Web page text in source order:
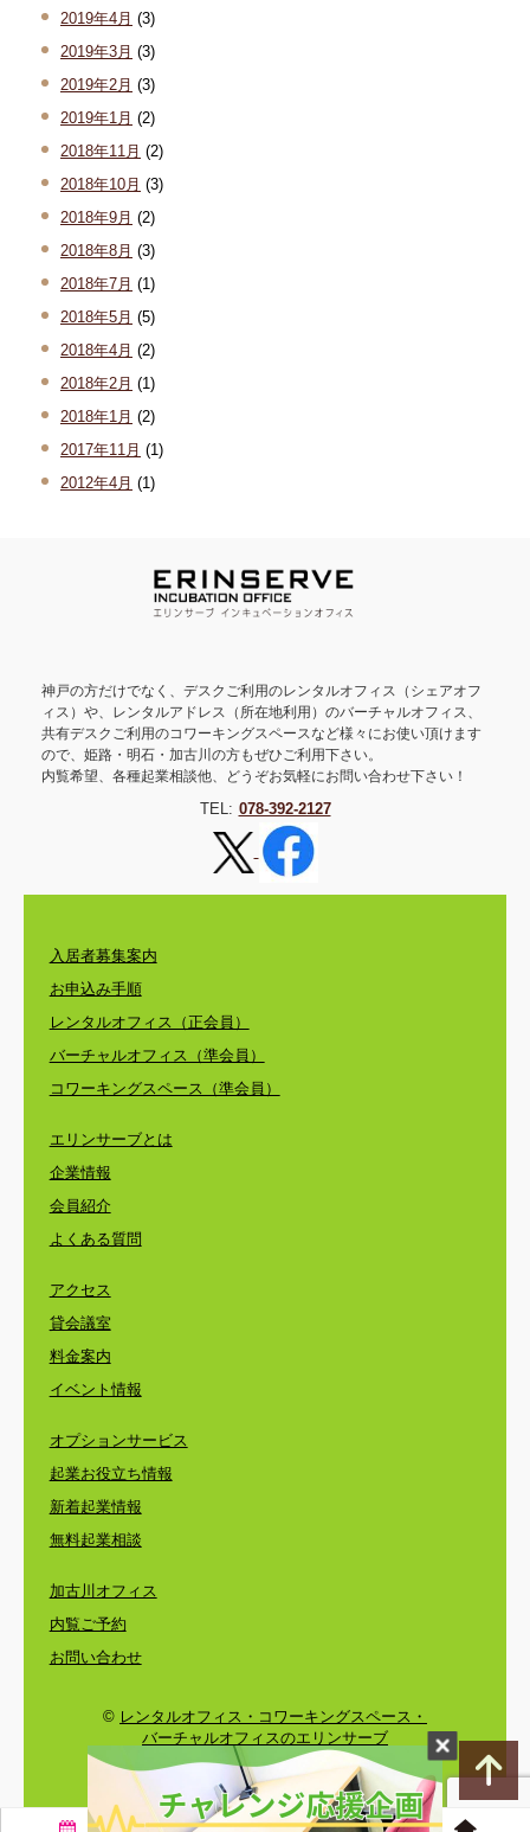
2019年4月 (3)
2019年3月 (3)
2019年2月 (3)
2019年1月 (2)
2018年11月 (2)
2018年10月 (3)
2018年9月 (2)
2018年8月 (3)
2018年7月 (1)
2018年5月 (5)
2018年4月 (2)
2018年2月 (1)
2018年1月 (2)
2017年11月 (1)
2012年4月 (1)
神戸の方だけでなく、デスクご利用のレンタルオフィス（シェアオフ
ィス）や、レンタルアドレス（所在地利用）のバーチャルオフィス、
共有デスクご利用のコワーキングスペースなど様々にお使い頂けます
ので、姫路・明石・加古川の方もぜひご利用下さい。
内覧希望、各種起業相談他、どうぞお気軽にお問い合わせ下さい！
TEL: 078-392-2127
入居者募集案内
お申込み手順
レンタルオフィス（正会員）
バーチャルオフィス（準会員）
コワーキングスペース（準会員）
エリンサーブとは
企業情報
会員紹介
よくある質問
アクセス
貸会議室
料金案内
イベント情報
オプションサービス
起業お役立ち情報
新着起業情報
無料起業相談
加古川オフィス
内覧ご予約
お問い合わせ
© レンタルオフィス・コワーキングスペース・
バーチャルオフィスのエリンサーブ
〒650-0024 神戸市中央区海岸通3-1-1 KCCビル4F